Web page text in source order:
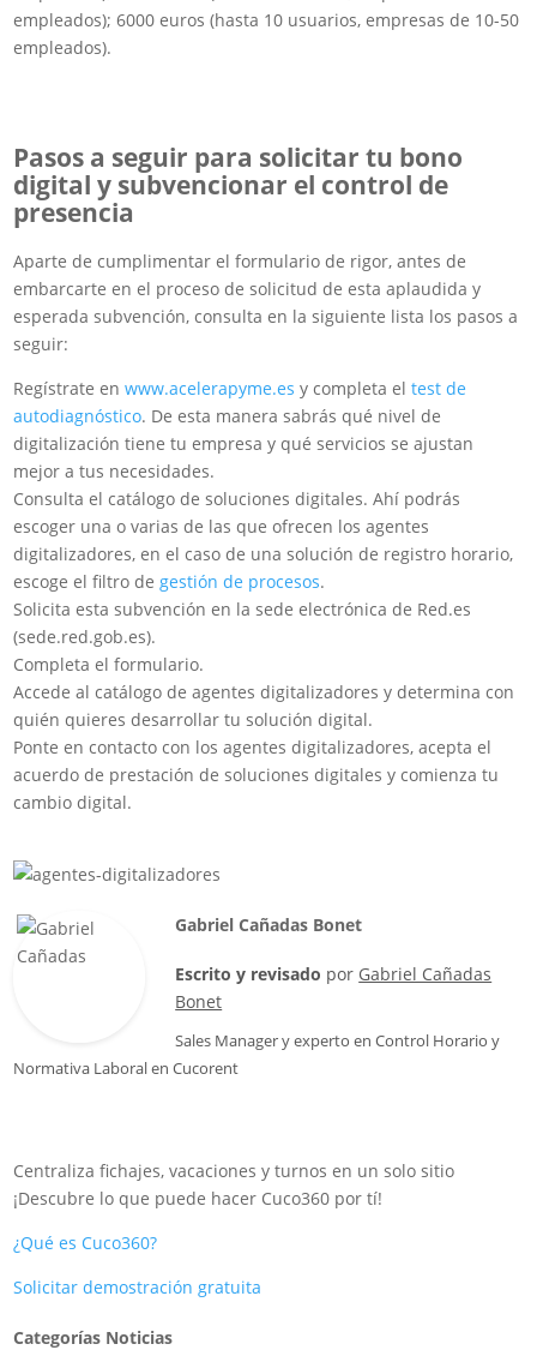
empleados); 6000 euros (hasta 10 usuarios, empresas de 10-50
empleados).
Pasos a seguir para solicitar tu bono
digital y subvencionar el control de
presencia
Aparte de cumplimentar el formulario de rigor, antes de
embarcarte en el proceso de solicitud de esta aplaudida y
esperada subvención, consulta en la siguiente lista los pasos a
seguir:
Regístrate enwww.acelerapyme.es y completa eltest de
autodiagnóstico. De esta manera sabrás qué nivel de
digitalización tiene tu empresa y qué servicios se ajustan
mejor a tus necesidades.
Consulta el catálogo de soluciones digitales. Ahí podrás
escoger una o varias de las que ofrecen los agentes
digitalizadores, en el caso de una solución de registro horario,
escoge el filtro degestión de procesos.
Solicita esta subvención en la sede electrónica de Red.es
(sede.red.gob.es).
Completa el formulario.
Accede al catálogo de agentes digitalizadores y determina con
quién quieres desarrollar tu solución digital.
Ponte en contacto con los agentes digitalizadores, acepta el
acuerdo de prestación de soluciones digitales y comienza tu
cambio digital.
Gabriel Cañadas Bonet
Escrito y revisado por Gabriel Cañadas
Bonet
Sales Managery experto en Control Horario y
Normativa Laboral enCucorent
Centraliza fichajes, vacaciones y turnos en un solo sitio
¡Descubre lo que puede hacer Cuco360 por tí!
¿Qué es Cuco360?
Solicitar demostración gratuita
Categorías Noticias